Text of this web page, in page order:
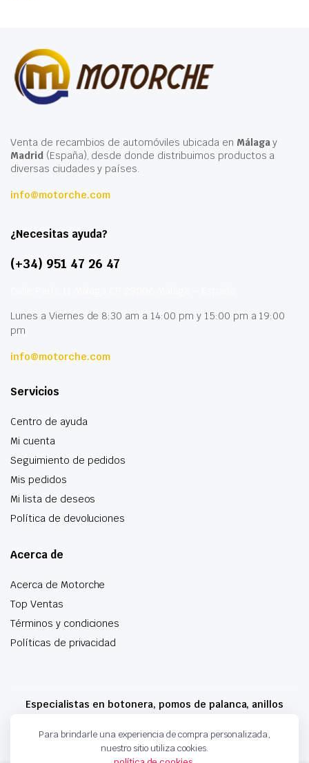
Venta de recambios de automóviles ubicada en Málagay
Madrid(España), desde donde distribuimos productos a
diversas ciudades y países.
info@motorche.com
¿Necesitas ayuda?
(+34) 951 47 26 47
Lunes a Viernes de 8:30 am a 14:00 pm y 15:00 pm a 19:00
pm
info@motorche.com
Servicios
Centro de ayuda
Mi cuenta
Seguimiento de pedidos
Mis pedidos
Mi lista de deseos
Política de devoluciones
Acerca de
Acerca de Motorche
Top Ventas
Términos y condiciones
Políticas de privacidad
Especialistas en botonera, pomos de palanca, anillos
Para brindarle una experiencia de compra personalizada,
nuestro sitio utiliza cookies.